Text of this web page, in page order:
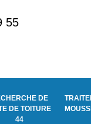
55
DE
DE TOITURE
44